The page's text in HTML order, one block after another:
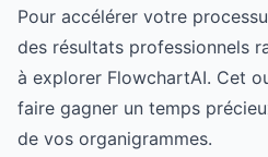
Pour accélérer votre
des résultats professionnels
à explorer FlowchartAI. Cet
faire gagner un temps
de vos organigrammes.